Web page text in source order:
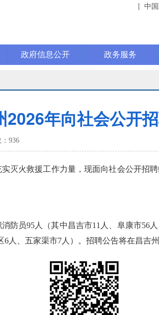
中
政府信息公开 政务服务
2026年向社会公开
936
火救援工作力量，现面向社会公开招聘
员95人（其中昌吉市11人、阜康市56
人、五家渠市7人）。招聘公告将在昌吉